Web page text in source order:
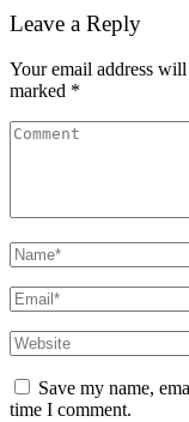
Leave a Reply
Your email address
marked *
Save my name,
time I comment.